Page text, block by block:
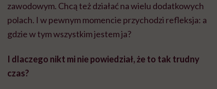
zawodowym. Chcą też działać na wielu dodatkowych
polach. I w pewnym momencie przychodzi refleksja: a
gdzie w tym wszystkim jestem ja?
I dlaczego nikt mi nie powiedział, że to tak trudny
czas?